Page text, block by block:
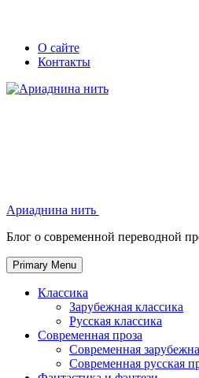
Skip
Secondary
left
navigation
Secondary
right
navigation
О сайте
Контакты
Ариаднина нить
Блог о современной переводной
Primary Menu
Классика
Зарубежная классика
Русская классика
Современная проза
Современная
Современная русская